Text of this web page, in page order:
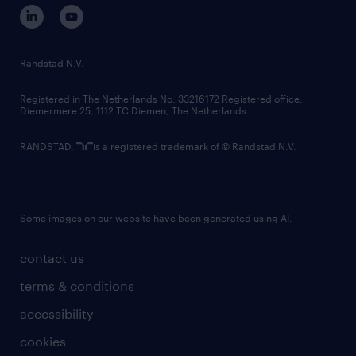
corporate governance
randstad innovation fund
country websites
contact us
terms & conditions
accessibility
cookies
Randstad N.V.
Registered in The Netherlands No: 33216172 Registered office:
Diemermere 25, 1112 TC Diemen, The Netherlands.
RANDSTAD, is a registered trademark of © Randstad N.V.
Some images on our website have been generated using AI.